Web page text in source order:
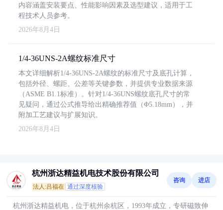
内容涵盖安装要点、性能影响因素及选型建议，适用于工
程技术人员参考。
2026年8月4日
1/4-36UNS-2A螺纹标准尺寸
本文详细解析1/4-36UNS-2A螺纹的标准尺寸及底孔计算，
包括外径、螺距、公差等关键参数，并提供专业数据来源
（ASME B1.1标准）。针对1/4-36UNS螺纹底孔尺寸的常
见疑问，通过公式推导给出精确推荐值（Φ5.18mm），并
附加工艺建议与扩展知识。
2026年8月4日
杭州浙达精益机电技术股份有限公司
法人:吕福在 通过深度核验
咨询 进店
杭州浙达精益机电，位于杭州余杭区，1993年成立，专研磁致伸